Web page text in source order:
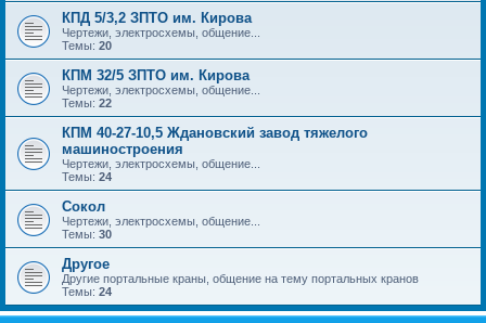
КПД 5/3,2 ЗПТО им. Кирова
Чертежи, электросхемы, общение...
Темы: 20
КПМ 32/5 ЗПТО им. Кирова
Чертежи, электросхемы, общение...
Темы: 22
КПМ 40-27-10,5 Ждановский завод тяжелого
машиностроения
Чертежи, электросхемы, общение...
Темы: 24
Сокол
Чертежи, электросхемы, общение...
Темы: 30
Другое
Другие портальные краны, общение на тему портальных кранов
Темы: 24